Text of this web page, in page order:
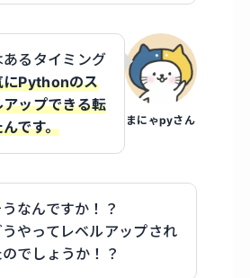
まにゃpyさん
るタイミング
にPythonのス
ップできる転
です。
うなんですか！？
うやってレベルアップされ
のでしょうか！？